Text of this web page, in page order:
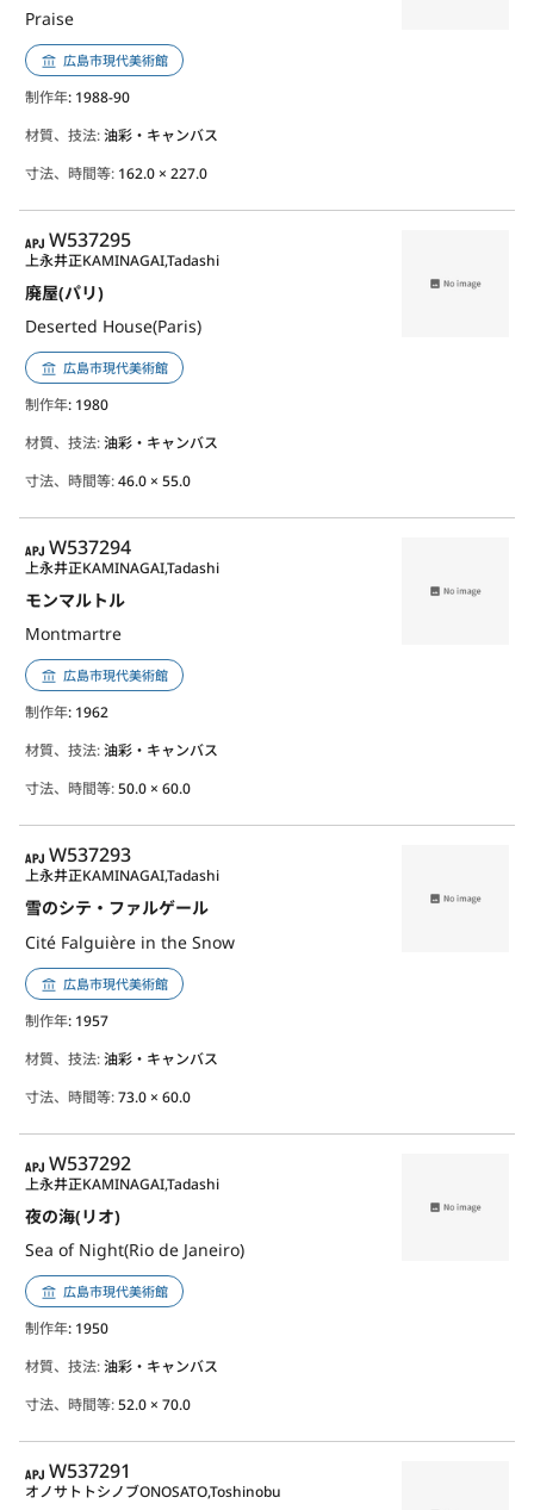
Praise
広島市現代美術館
制作年: 1988-90
材質、技法:油彩・キャンバス
寸法、時間等: 162.0 × 227.0
APJ
W537295
廃屋(パリ)
Deserted House(Paris)
上永井正KAMINAGAI,Tadashi
広島市現代美術館
制作年: 1980
材質、技法:油彩・キャンバス
寸法、時間等:46.0 × 55.0
APJ
W537294
モンマルトル
Montmartre
上永井正KAMINAGAI,Tadashi
広島市現代美術館
制作年: 1962
材質、技法:油彩・キャンバス
寸法、時間等:50.0 × 60.0
APJ
W537293
雪のシテ・ファルゲール
Cité Falguière in the Snow
上永井正KAMINAGAI,Tadashi
広島市現代美術館
制作年: 1957
材質、技法:油彩・キャンバス
寸法、時間等:73.0 × 60.0
APJ
W537292
夜の海(リオ)
Sea of Night(Rio de Janeiro)
上永井正KAMINAGAI,Tadashi
広島市現代美術館
制作年: 1950
材質、技法:油彩・キャンバス
寸法、時間等:52.0 × 70.0
APJ
W537291
オノサトトシノブONOSATO,Toshinobu